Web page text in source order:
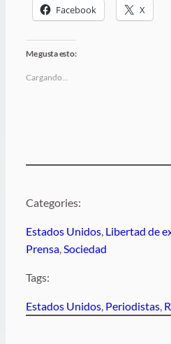
Facebook X
Me gusta esto:
Cargando…
Categories:
Estados Unidos, Libertad de
Prensa, Sociedad
Tags:
Estados Unidos, Periodistas,